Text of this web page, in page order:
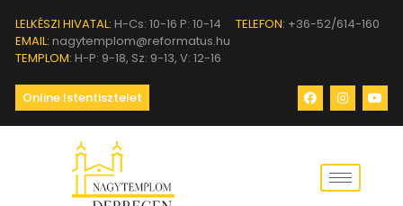
LELKÉSZI HIVATAL: H-Cs: 10-16 P: 10-14 TELEFON: +36-52/614-160
EMAIL: nagytemplom@reformatus.hu
TEMPLOM: H-P: 9-18, Sz: 9-13, V: 12-16
Online Istentisztelet